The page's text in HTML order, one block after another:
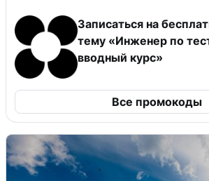
Записаться на
тему «Инженер по
вводный курс»
Все промокоды